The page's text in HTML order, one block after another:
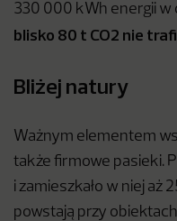
330 000 kWh energii w
blisko 80 t CO2 nie
Bliżej natury
Ważnym elementem
także firmowe pasieki.
i zamieszkało w niej aż
powstają przy